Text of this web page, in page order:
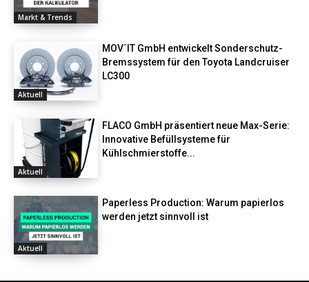
Markt & Trends
Aktuell
MOV´IT GmbH entwickelt Sonderschutz-
Bremssystem für den Toyota Landcruiser
LC300
Aktuell
FLACO GmbH präsentiert neue Max-Serie:
Innovative Befüllsysteme für
Kühlschmierstoffe...
Aktuell
Paperless Production: Warum papierlos
werden jetzt sinnvoll ist